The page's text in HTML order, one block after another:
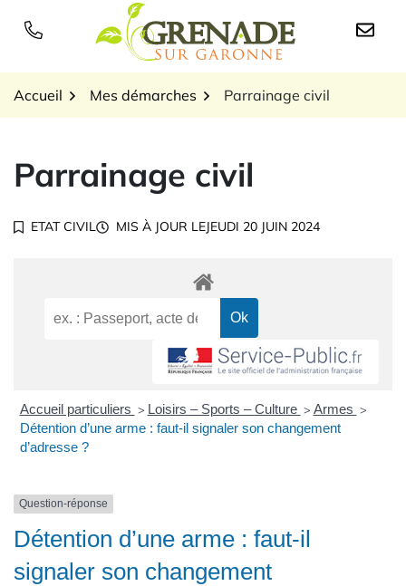
Logo Grenade sur
Accueil Mes démarches Parrainage civil
Parrainage civil
ETAT CIVIL MIS À JOUR LEJEUDI 20 JUIN 2024
Accueil particuliers > Loisirs – Sports – Culture > Armes >
Détention d’une arme : faut-il signaler son changement
d’adresse ?
Question-réponse
Détention d’une arme : faut-il
signaler son changement